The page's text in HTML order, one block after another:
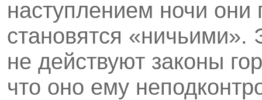
наступлением ночи они
становятся «ничьими».
не действуют законы
что оно ему